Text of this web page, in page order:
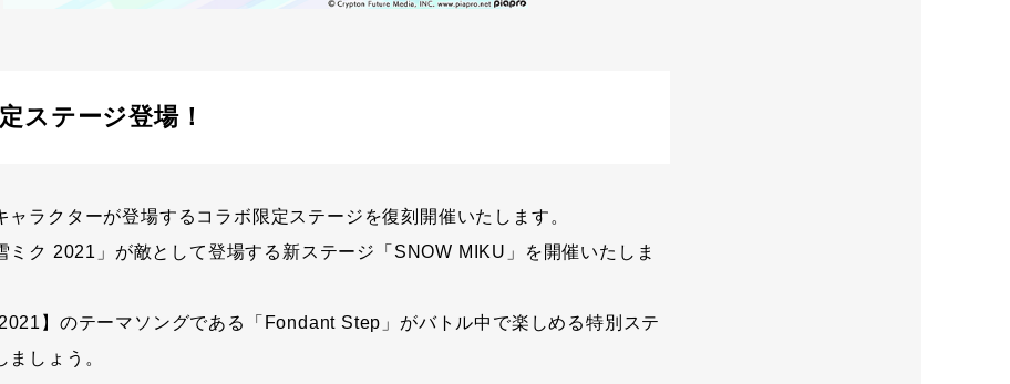
ステージ登場！
ャラクターが登場するコラボ限定ステージを復刻開催いたします。
ミク 2021」が敵として登場する新ステージ「SNOW MIKU」を開催いたしま
】のテーマソングである「Fondant Step」がバトル中で楽しめる特別ステ
ましょう。